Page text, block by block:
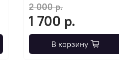
2 000 р.
1 700 р.
В корзину